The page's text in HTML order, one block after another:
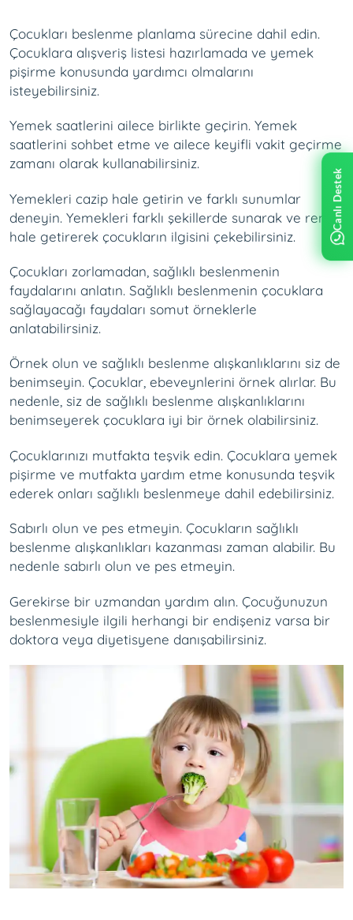
Çocukları beslenme planlama sürecine dahil edin.
Çocuklara alışveriş listesi hazırlamada ve yemek
pişirme konusunda yardımcı olmalarını
isteyebilirsiniz.
Yemek saatlerini ailece birlikte geçirin. Yemek
saatlerini sohbet etme ve ailece keyifli vakit geçirme
zamanı olarak kullanabilirsiniz.
Yemekleri cazip hale getirin ve farklı sunumlar
deneyin. Yemekleri farklı şekillerde sunarak ve renkli
hale getirerek çocukların ilgisini çekebilirsiniz.
Çocukları zorlamadan, sağlıklı beslenmenin
faydalarını anlatın. Sağlıklı beslenmenin çocuklara
sağlayacağı faydaları somut örneklerle
anlatabilirsiniz.
Örnek olun ve sağlıklı beslenme alışkanlıklarını siz de
benimseyin. Çocuklar, ebeveynlerini örnek alırlar. Bu
nedenle, siz de sağlıklı beslenme alışkanlıklarını
benimseyerek çocuklara iyi bir örnek olabilirsiniz.
Çocuklarınızı mutfakta teşvik edin. Çocuklara yemek
pişirme ve mutfakta yardım etme konusunda teşvik
ederek onları sağlıklı beslenmeye dahil edebilirsiniz.
Sabırlı olun ve pes etmeyin. Çocukların sağlıklı
beslenme alışkanlıkları kazanması zaman alabilir. Bu
nedenle sabırlı olun ve pes etmeyin.
Gerekirse bir uzmandan yardım alın. Çocuğunuzun
beslenmesiyle ilgili herhangi bir endişeniz varsa bir
doktora veya diyetisyene danışabilirsiniz.
Canlı Destek